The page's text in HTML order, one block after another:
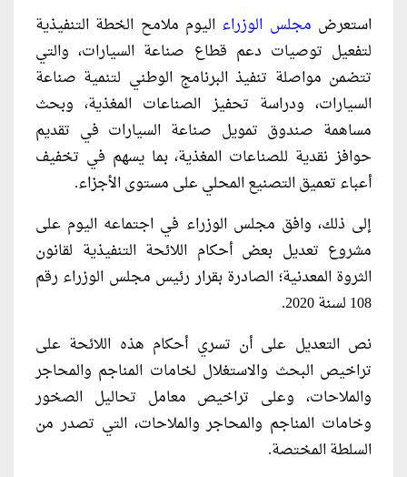
استعرض مجلس الوزراء اليوم ملامح الخطة التنفيذية
لتفعيل توصيات دعم قطاع صناعة السيارات، والتي
تتضمن مواصلة تنفيذ البرنامج الوطني لتنمية صناعة
السيارات، ودراسة تحفيز الصناعات المغذية، وبحث
مساهمة صندوق تمويل صناعة السيارات في تقديم
حوافز نقدية للصناعات المغذية، بما يسهم في تخفيف
أعباء تعميق التصنيع المحلي على مستوى الأجزاء.
إلى ذلك، وافق مجلس الوزراء في اجتماعه اليوم على
مشروع تعديل بعض أحكام اللائحة التنفيذية لقانون
الثروة المعدنية؛ الصادرة بقرار رئيس مجلس الوزراء رقم
108 لسنة 2020.
نص التعديل على أن تسري أحكام هذه اللائحة على
تراخيص البحث والاستغلال لخامات المناجم والمحاجر
والملاحات، وعلى تراخيص معامل تحاليل الصخور
وخامات المناجم والمحاجر والملاحات، التي تصدر من
السلطة المختصة.